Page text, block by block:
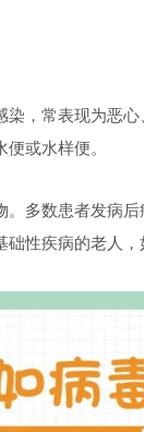
，常表现为恶
或水样便。
多数患者发病
性疾病的老人